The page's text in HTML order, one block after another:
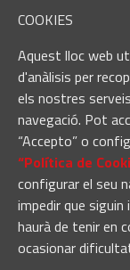
COOKIES
Aquest lloc web
d'anàlisis per
els nostres
navegació. Pot
“Accepto” o
“Política de
configurar el seu
impedir que siguin
haurà de tenir en
ocasionar